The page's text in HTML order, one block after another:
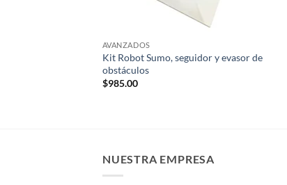
AVANZADOS
Kit Robot Sumo, seguidor y evasor de
obstáculos
$985.00
NUESTRA EMPRESA